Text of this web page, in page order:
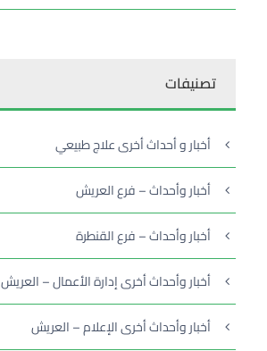
تصنيفات
أخبار و أحداث أخرى علاج طبيعي
أخبار وأحداث – فرع العريش
أخبار وأحداث – فرع القنطرة
أخبار وأحداث أخرى إدارة الأعمال – العريش
أخبار وأحداث أخرى الإعلام – العريش